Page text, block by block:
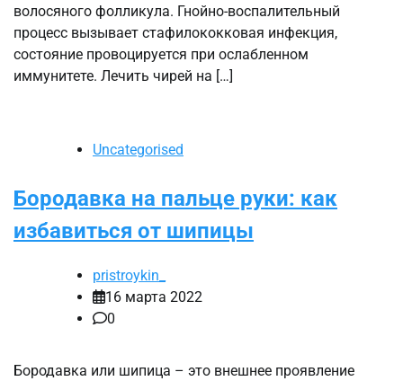
волосяного фолликула. Гнойно-воспалительный
процесс вызывает стафилококковая инфекция,
состояние провоцируется при ослабленном
иммунитете. Лечить чирей на […]
Uncategorised
Бородавка на пальце руки: как
избавиться от шипицы
pristroykin_
16 марта 2022
0
Бородавка или шипица – это внешнее проявление